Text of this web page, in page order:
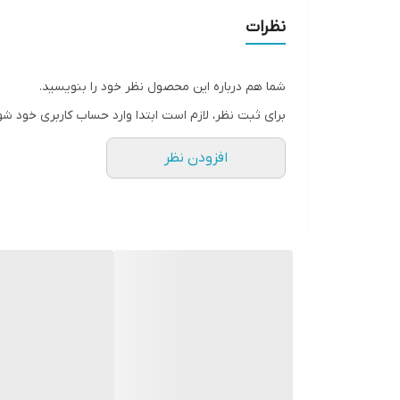
نظرات
شما هم درباره این محصول نظر خود را بنویسید.
برای ثبت نظر، لازم است ابتدا وارد حساب کاربری خود
افزودن نظر